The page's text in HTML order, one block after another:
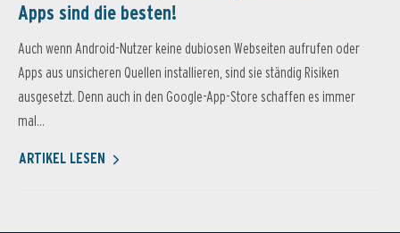
Apps sind die besten!
Auch wenn Android-Nutzer keine dubiosen Webseiten aufrufen oder
Apps aus unsicheren Quellen installieren, sind sie ständig Risiken
ausgesetzt. Denn auch in den Google-App-Store schaffen es immer
mal...
ARTIKEL LESEN